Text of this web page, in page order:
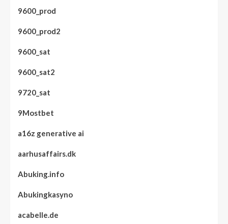
9600_prod
9600_prod2
9600_sat
9600_sat2
9720_sat
9Mostbet
a16z generative ai
aarhusaffairs.dk
Abuking.info
Abukingkasyno
acabelle.de